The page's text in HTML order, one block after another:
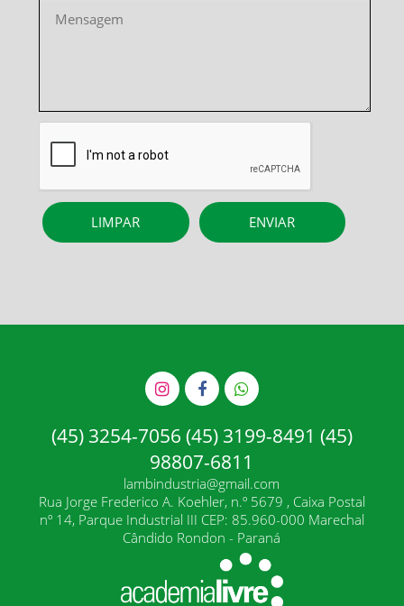
(45) 3254-7056 (45) 3199-8491 (45)
98807-6811
lambindustria@gmail.com
Rua Jorge Frederico A. Koehler, n.º 5679 , Caixa Postal
nº 14, Parque Industrial III CEP: 85.960-000 Marechal
Cândido Rondon - Paraná